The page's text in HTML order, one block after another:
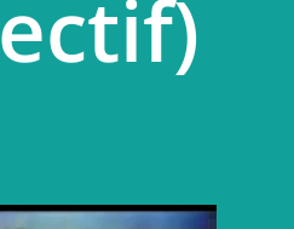
Lecteur